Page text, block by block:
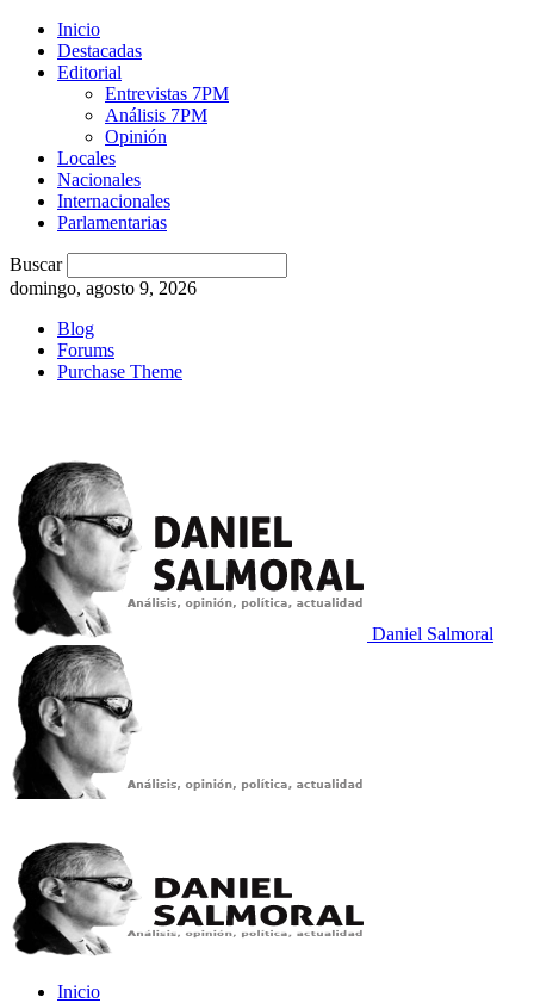
Inicio
Destacadas
Editorial
Entrevistas 7PM
Análisis 7PM
Opinión
Locales
Nacionales
Internacionales
Parlamentarias
Buscar
domingo, agosto 9, 2026
Blog
Forums
Purchase Theme
Daniel Salmoral
Inicio